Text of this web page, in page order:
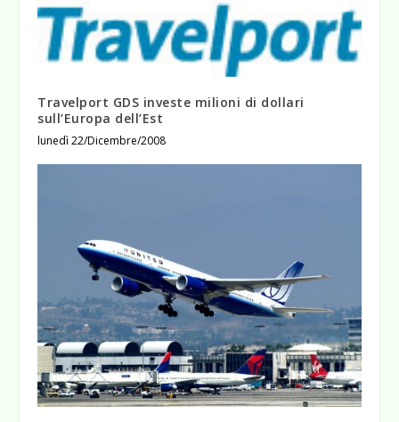
Travelport GDS investe milioni di dollari
sull’Europa dell’Est
lunedì 22/Dicembre/2008